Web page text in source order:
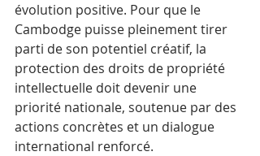
évolution positive. Pour que le
Cambodge puisse pleinement tirer
parti de son potentiel créatif, la
protection des droits de propriété
intellectuelle doit devenir une
priorité nationale, soutenue par des
actions concrètes et un dialogue
international renforcé.